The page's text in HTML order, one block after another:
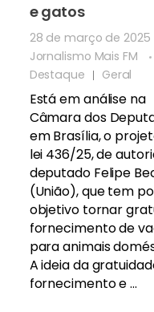
e gatos
28 de março de 2025
Jornalismo Mais FM
Destaque
Geral
Está em análise na
Câmara dos
em Brasília, o
lei 436/25, de
deputado Felipe
(União), que tem
objetivo tornar
fornecimento de
para animais
A ideia da
fornecimento e ...